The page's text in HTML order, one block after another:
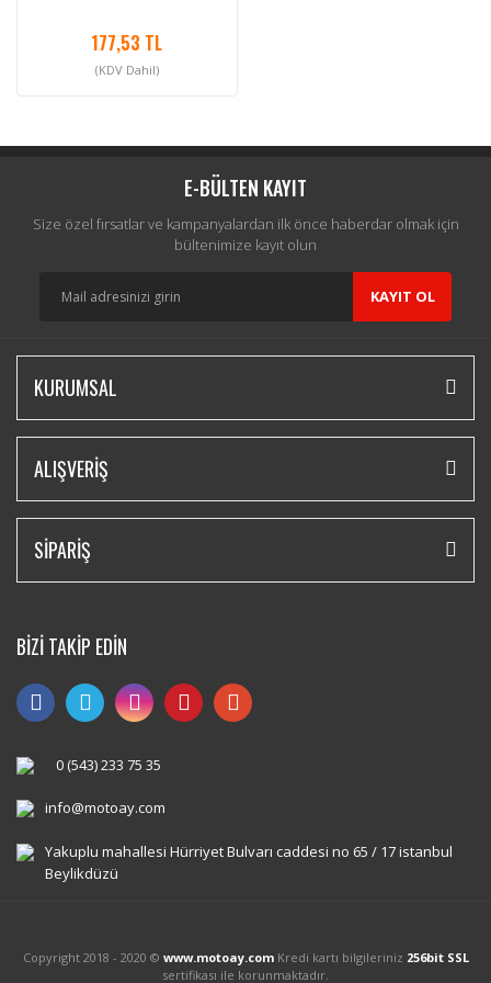
177,53 TL
(KDV Dahil)
E-BÜLTEN KAYIT
Size özel fırsatlar ve kampanyalardan ilk önce haberdar olmak için
bültenimize kayıt olun
KAYIT OL
KURUMSAL
ALIŞVERİŞ
SİPARİŞ
BİZİ TAKİP EDİN
0 (543) 233 75 35
info@motoay.com
Yakuplu mahallesi Hürriyet Bulvarı caddesi no 65 / 17 istanbul
Beylikdüzü
Copyright 2018 - 2020 © www.motoay.comKredi kartı bilgileriniz 256bit SSL
sertifikası ile korunmaktadır.